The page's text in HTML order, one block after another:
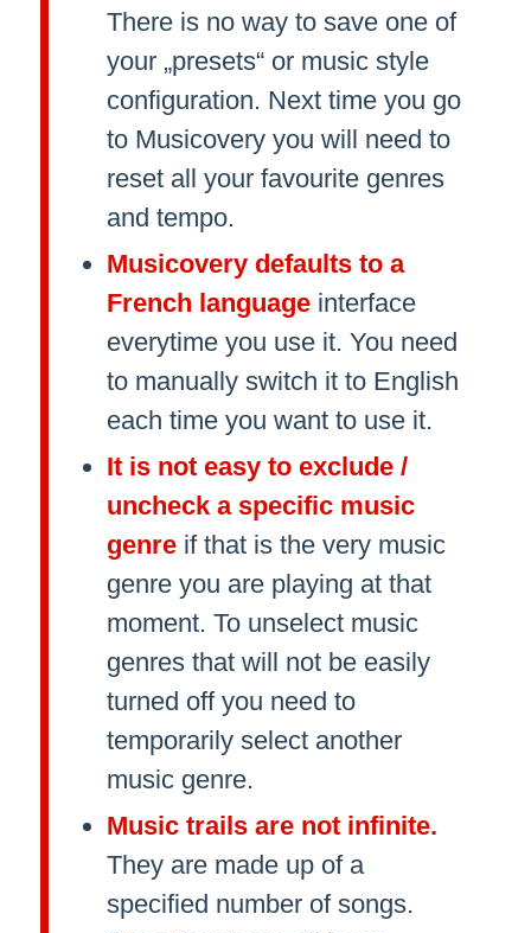
There is no way to save one of
your „presets“ or music style
configuration. Next time you go
to Musicovery you will need to
reset all your favourite genres
and tempo.
Musicovery defaults to a
French languageinterface
everytime you use it. You need
to manually switch it to English
each time you want to use it.
It is not easy to exclude /
uncheck a specific music
genreif that is the very music
genre you are playing at that
moment. To unselect music
genres that will not be easily
turned off you need to
temporarily select another
music genre.
Music trails are not infinite.
They are made up of a
specified number of songs.